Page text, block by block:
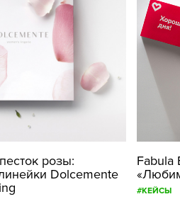
розы:
Dolcemente
Fabula
#КЕЙСЫ
КРЕАТИВА
БИЗНЕС И
ФЕСТИВАЛИ
ТИПОГРАФИКА